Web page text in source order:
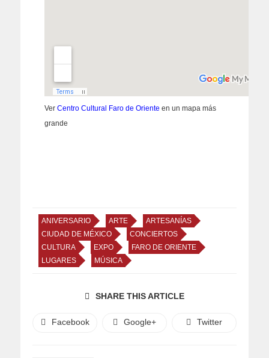
Ver Centro Cultural Faro de Oriente en un mapa más
grande
ANIVERSARIO ARTE
ARTESANÍAS
CIUDAD DE MÉXICO
CONCIERTOS
CULTURA
EXPO
FARO DE ORIENTE
LUGARES
MÚSICA
SHARE THIS ARTICLE
Facebook Google+ Twitter